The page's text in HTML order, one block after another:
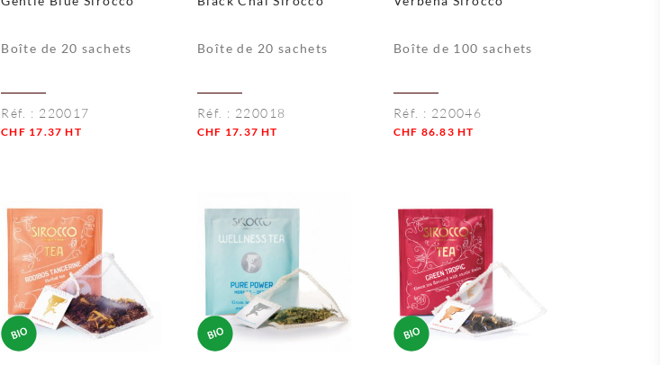
Boîte de 20 sachets
Réf. : 220017
CHF 17.37 HT
Boîte de 20 sachets
Réf. : 220018
CHF 17.37 HT
Boîte de 100 sachets
Réf. : 220046
CHF 86.83 HT